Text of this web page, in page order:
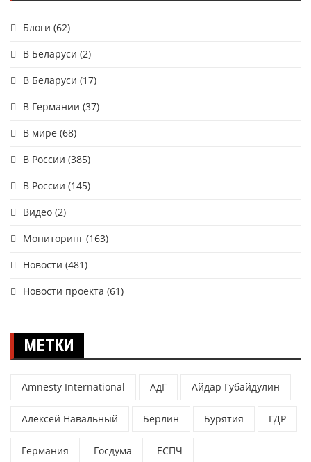
Блоги (62)
В Беларуси (2)
В Беларуси (17)
В Германии (37)
В мире (68)
В России (385)
В России (145)
Видео (2)
Мониторинг (163)
Новости (481)
Новости проекта (61)
МЕТКИ
Amnesty International АдГ Айдар Губайдулин
Алексей Навальный Берлин Бурятия ГДР
Германия Госдума ЕСПЧ